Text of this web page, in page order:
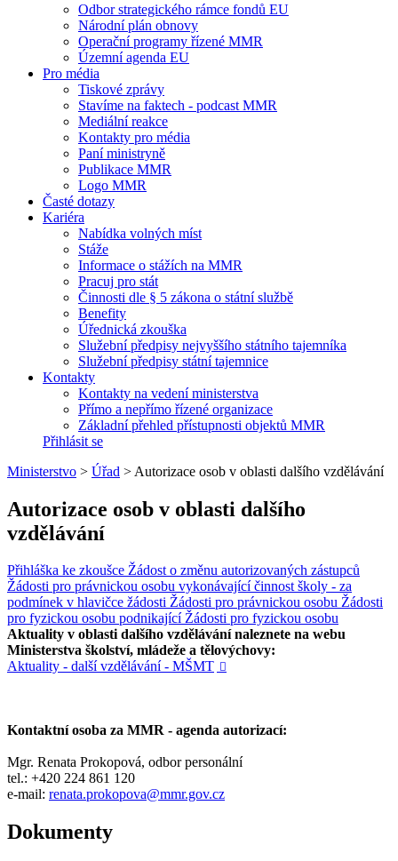
Odbor strategického rámce fondů EU
Národní plán obnovy
Operační programy řízené MMR
Územní agenda EU
Pro média
Tiskové zprávy
Stavíme na faktech - podcast MMR
Mediální reakce
Kontakty pro média
Paní ministryně
Publikace MMR
Logo MMR
Časté dotazy
Kariéra
Nabídka volných míst
Stáže
Informace o stážích na MMR
Pracuj pro stát
Činnosti dle § 5 zákona o státní službě
Benefity
Úřednická zkouška
Služební předpisy nejvyššího státního tajemníka
Služební předpisy státní tajemnice
Kontakty
Kontakty na vedení ministerstva
Přímo a nepřímo řízené organizace
Základní přehled přístupnosti objektů MMR
Přihlásit se
Ministerstvo > Úřad > Autorizace osob v oblasti dalšího vzdělávání
Autorizace osob v oblasti dalšího
vzdělávání
Přihláška ke zkoušce Žádost o změnu autorizovaných zástupců
Žádosti pro právnickou osobu vykonávající činnost školy - za
podmínek v hlavičce žádosti Žádosti pro právnickou osobu Žádosti
pro fyzickou osobu podnikajícíŽádosti pro fyzickou osobu
Aktuality v oblasti dalšího vzdělávání naleznete na webu
Ministerstva školství, mládeže a tělovýchovy:​
Aktuality - další vzdělávání - MŠMT 
Kontaktní osoba za MMR - agenda autorizací:
Mgr. Renata Prokopová, odbor personální
tel.: +420 224 861 120
e-mail: renata.prokopova@mmr.gov.cz
Dokumenty